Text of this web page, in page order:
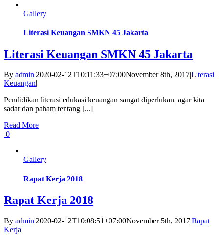
Gallery
Literasi Keuangan SMKN 45 Jakarta
Literasi Keuangan SMKN 45 Jakarta
By admin|2020-02-12T10:11:33+07:00November 8th, 2017|Literasi
Keuangan|
Pendidikan literasi edukasi keuangan sangat diperlukan, agar kita
sadar dan paham tentang [...]
Read More
0
Gallery
Rapat Kerja 2018
Rapat Kerja 2018
By admin|2020-02-12T10:08:51+07:00November 5th, 2017|Rapat
Kerja|